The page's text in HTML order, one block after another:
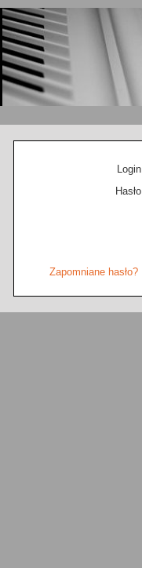
Login
Hasło
Zapomniane hasło?